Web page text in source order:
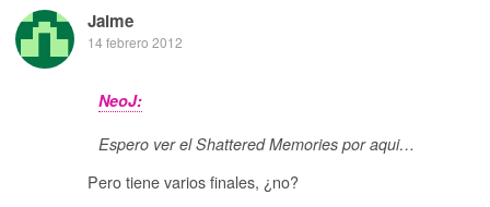
Jaime
14 febrero 2012
NeoJ:
Espero ver el Shattered Memories por aqui…
Pero tiene varios finales, ¿no?